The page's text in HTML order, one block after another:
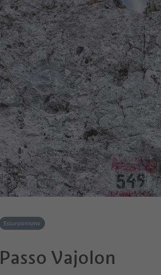
Escursionismo
Passo Vajolon